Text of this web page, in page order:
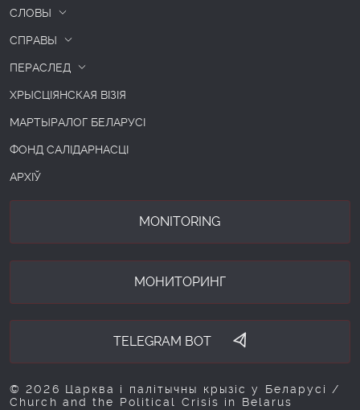
СЛОВЫ
СПРАВЫ
ПЕРАСЛЕД
ХРЫСЦІЯНСКАЯ ВІЗІЯ
МАРТЫРАЛОГ БЕЛАРУСІ
ФОНД САЛІДАРНАСЦІ
АРХІЎ
MONITORING
МОНИТОРИНГ
TELEGRAM BOT
© 2026 Царква і палітычны крызіс у Беларусі /
Church and the Political Crisis in Belarus